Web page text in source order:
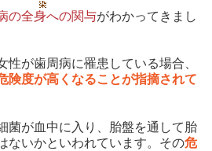
の全身への関与がわかってきまし
性が歯周病に罹患している場合、
険度が高くなることが指摘されて
菌が血中に入り、胎盤を通して胎
ないかといわれています。その危